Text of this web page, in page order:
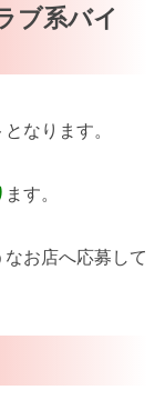
ブ系バイ
なります。
ます。
お店へ応募して